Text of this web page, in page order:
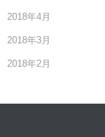
2018年4月
2018年3月
2018年2月